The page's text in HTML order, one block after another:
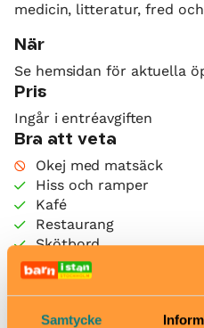
Samtycke
medicin, litteratur, fred
När
Se hemsidan för aktuella
Pris
Ingår i entréavgiften
Bra att veta
Okej med matsäck
Hiss och ramper
Kafé
Restaurang
Skötbord
Hitta hit
Tunnelbana Gamla Stan.